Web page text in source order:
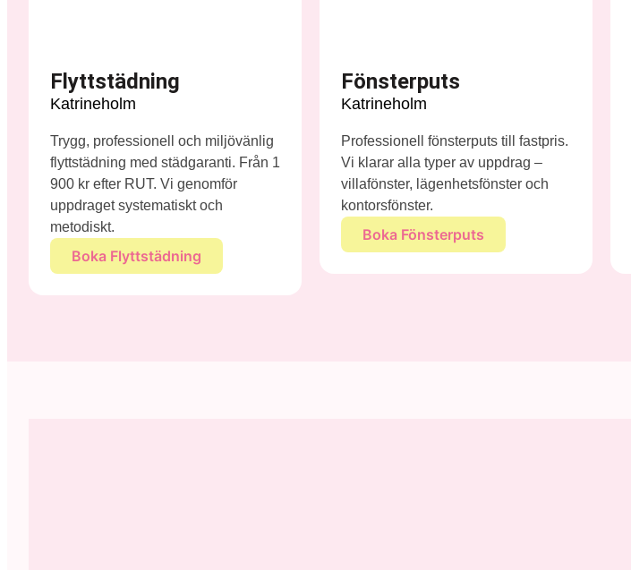
Flyttstädning
Katrineholm
Trygg, professionell och miljövänlig
flyttstädning med städgaranti. Från 1
900 kr efter RUT. Vi genomför
uppdraget systematiskt och
metodiskt.
Boka Flyttstädning
Fönsterputs
Katrineholm
Professionell fönsterputs till fastpris.
Vi klarar alla typer av uppdrag –
villafönster, lägenhetsfönster och
kontorsfönster.
Boka Fönsterputs